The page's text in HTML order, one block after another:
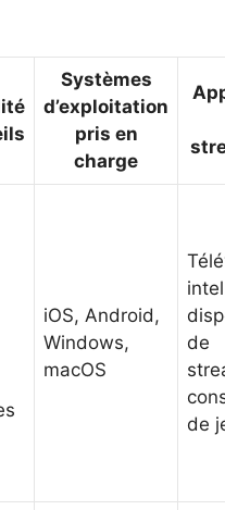
Systèmes
d’exploitation
pris en
charge
iOS, Android,
Windows,
macOS
de
de